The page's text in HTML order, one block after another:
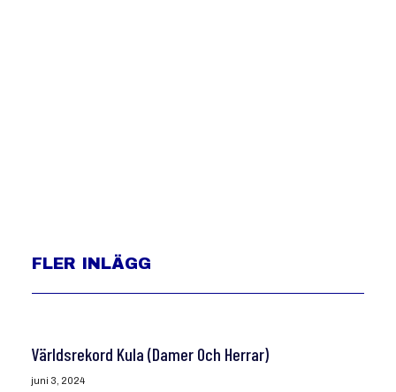
FLER INLÄGG
Världsrekord Kula (damer Och Herrar)
juni 3, 2024